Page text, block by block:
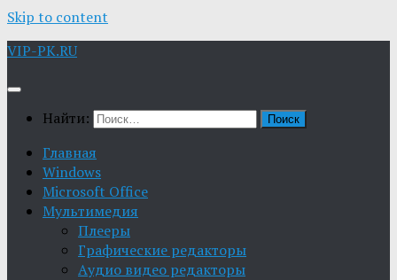
Skip to content
VIP-PK.RU
Найти:
Главная
Windows
Microsoft Office
Мультимедия
Плееры
Графические редакторы
Aудио видео редакторы